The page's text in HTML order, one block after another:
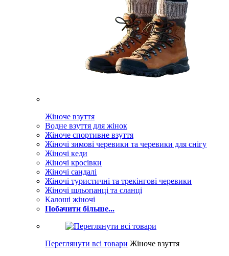
Жіноче взуття
Водне взуття для жінок
Жіноче спортивне взуття
Жіночі зимові черевики та черевики для снігу
Жіночі кеди
Жіночі кросівки
Жіночі сандалі
Жіночі туристичні та трекінгові черевики
Жіночі шльопанці та сланці
Калоші жіночі
Побачити більше...
Переглянути всі товари Жіноче взуття